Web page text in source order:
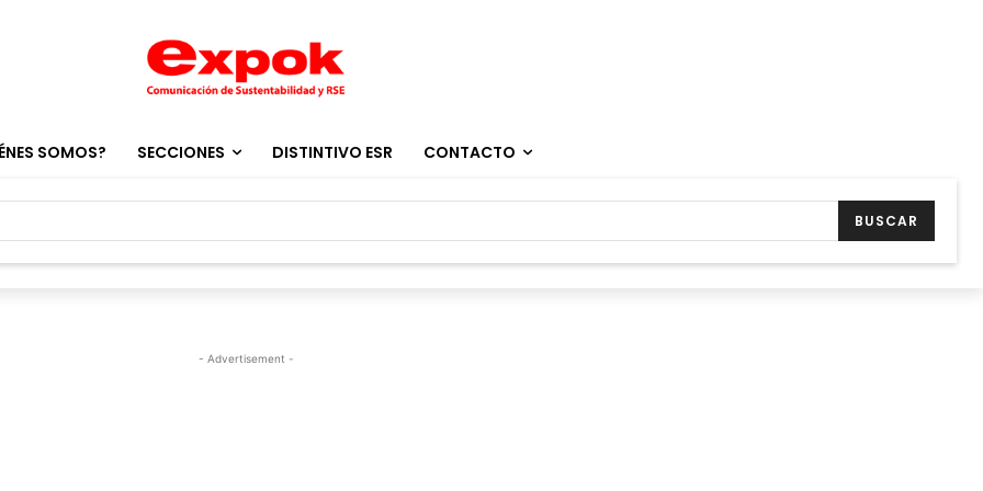
SOMOS? SECCIONES DISTINTIVO ESR CONTACTO
BUSCAR
- Advertisement -